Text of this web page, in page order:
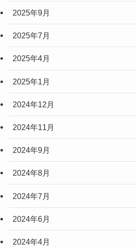
2025年9月
2025年7月
2025年4月
2025年1月
2024年12月
2024年11月
2024年9月
2024年8月
2024年7月
2024年6月
2024年4月